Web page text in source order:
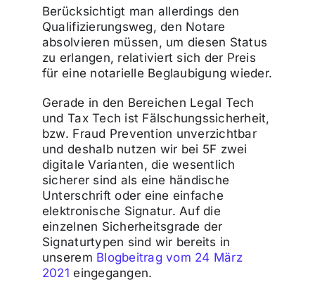
Berücksichtigt man allerdings den
Qualifizierungsweg, den Notare
absolvieren müssen, um diesen Status
zu erlangen, relativiert sich der Preis
für eine notarielle Beglaubigung wieder.
Gerade in den Bereichen Legal Tech
und Tax Tech ist Fälschungssicherheit,
bzw. Fraud Prevention unverzichtbar
und deshalb nutzen wir bei 5F zwei
digitale Varianten, die wesentlich
sicherer sind als eine händische
Unterschrift oder eine einfache
elektronische Signatur. Auf die
einzelnen Sicherheitsgrade der
Signaturtypen sind wir bereits in
unserem Blogbeitrag vom 24 März
2021 eingegangen.